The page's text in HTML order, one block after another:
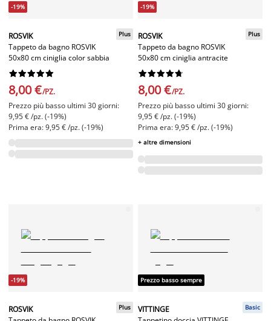
-19%
ROSVIK
Tappeto da bagno ROSVIK
50x80 cm ciniglia color sabbia
Plus






8,00 €/PZ.
Prezzo più basso ultimi 30 giorni:
9,95 € /pz. (-19%)
Prima era: 9,95 € /pz. (-19%)
-19%
ROSVIK
Tappeto da bagno ROSVIK
50x80 cm ciniglia antracite
Plus






8,00 €/PZ.
Prezzo più basso ultimi 30 giorni:
9,95 € /pz. (-19%)
Prima era: 9,95 € /pz. (-19%)
+ altre dimensioni
-19%
ROSVIK
Plus
Prezzo basso sempre
VITTINGE
Basic